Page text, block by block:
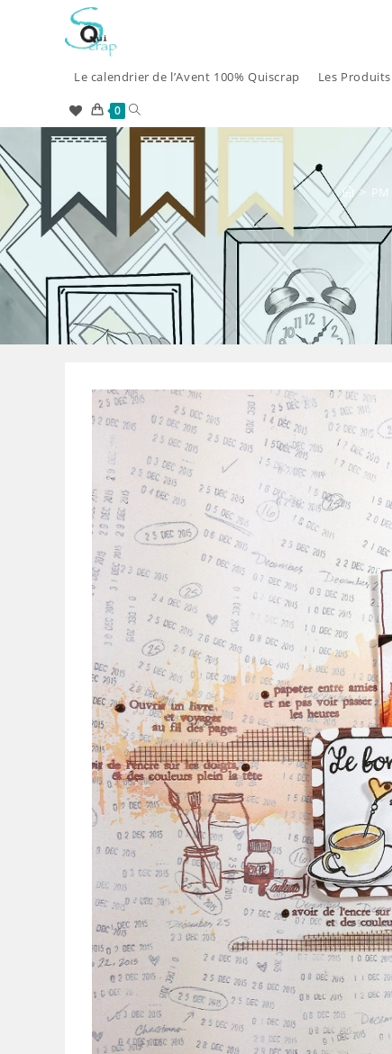
Le calendrier de l’Avent 100% Quiscrap Les
0 Toggle
website
search
> PM